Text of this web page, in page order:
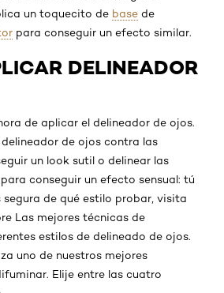
un toquecito de base de
para conseguir un efecto similar.
DELINEADOR
de aplicar el delineador de ojos.
delineador de ojos contra las
un look sutil o delinear las
conseguir un efecto sensual: tú
segura de qué estilo probar, visita
Las mejores técnicas de
estilos de delineado de ojos.
uno de nuestros mejores
Elije entre las cuatro